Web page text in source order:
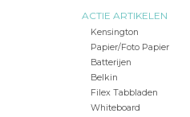
ACTIE ARTIKELEN
Kensington
Papier/Foto Papier
Batterijen
Belkin
Filex Tabbladen
Whiteboard